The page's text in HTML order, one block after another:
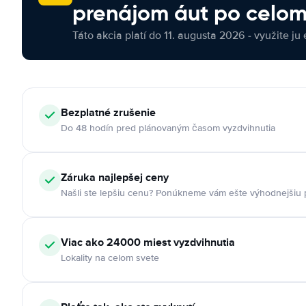
prenájom áut po
Táto akcia platí do 11. augusta 2026 - využite ju
Bezplatné zrušenie
Do 48 hodín pred plánovaným časom vyzdvihnutia
Záruka najlepšej ceny
Našli ste lepšiu cenu? Ponúkneme vám ešte výhodnejšiu
Viac ako 24000 miest vyzdvihnutia
Lokality na celom svete